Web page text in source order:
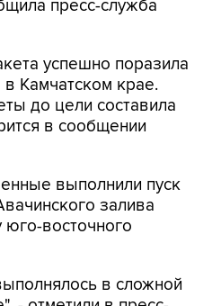
успешно поразила
до цели составила
в сообщении
выполнили пуск
юго-восточного
в сложной